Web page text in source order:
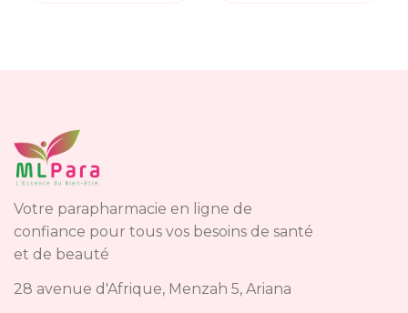
Votre parapharmacie en ligne de
confiance pour tous vos besoins de santé
et de beauté
28 avenue d'Afrique, Menzah 5, Ariana